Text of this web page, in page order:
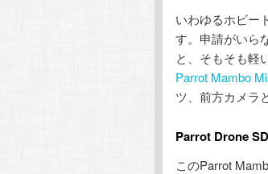
へ
移
動
移
動
いわゆるホビー
す。申請がいら
と、そもそも軽
Parrot Mambo
ツ、前方カメラ
Parrot Drone
このParrot